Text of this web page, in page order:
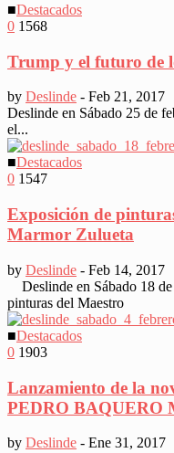
■Destacados
0 1568
Trump y el futuro de
by Deslinde - Feb 21, 2017
Deslinde en Sábado 25 de
el...
■Destacados
0 1547
Exposición de
Marmor Zulueta
by Deslinde - Feb 14, 2017
Deslinde en Sábado 18
pinturas del Maestro
■Destacados
0 1903
Lanzamiento de la
PEDRO BAQUERO
by Deslinde - Ene 31, 2017